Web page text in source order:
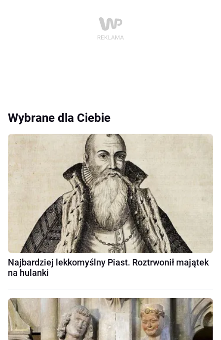
Wybrane dla Ciebie
Najbardziej lekkomyślny Piast. Roztrwonił majątek
na hulanki